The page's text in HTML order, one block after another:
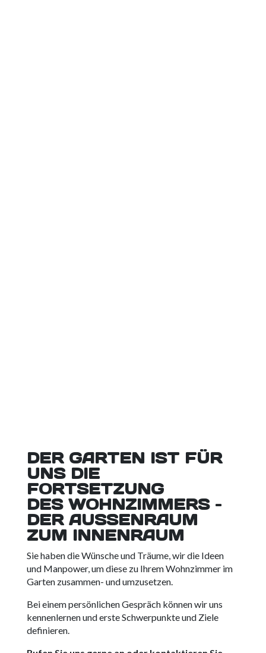
DER GARTEN IST FÜR
UNS DIE
FORTSETZUNG
DES WOHNZIMMERS–
DER AUSSENRAUM Z
UM INNENRAUM
Sie haben die Wünsche und Träume, wir die Ideen
und Manpower, um diese zu Ihrem Wohnzimmer im
Garten zusammen- und umzusetzen.
Bei einem persönlichen Gespräch können wir uns
kennenlernen und erste Schwerpunkte und Ziele
definieren.